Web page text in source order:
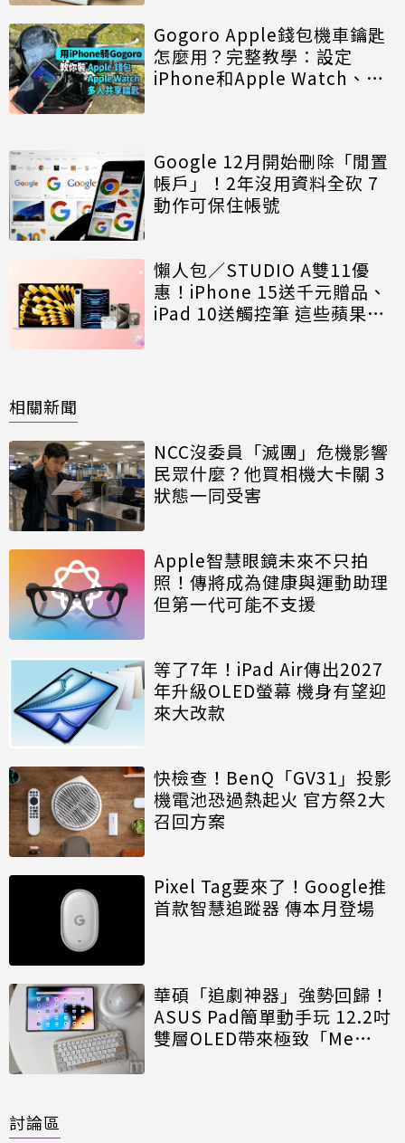
Gogoro Apple錢包機車鑰匙
怎麼用？完整教學：設定
iPhone和Apple Watch、多
Google 12月開始刪除「閒置
帳戶」！2年沒用資料全砍 7
動作可保住帳號
懶人包／STUDIO A雙11優
惠！iPhone 15送千元贈品、
iPad 10送觸控筆 這些蘋果新
相關新聞
NCC沒委員「滅團」危機影響
民眾什麼？他買相機大卡關 3
狀態一同受害
Apple智慧眼鏡未來不只拍
照！傳將成為健康與運動助理
但第一代可能不支援
等了7年！iPad Air傳出2027
年升級OLED螢幕 機身有望迎
來大改款
快檢查！BenQ「GV31」投影
機電池恐過熱起火 官方祭2大
召回方案
Pixel Tag要來了！Google推
首款智慧追蹤器 傳本月登場
華碩「追劇神器」強勢回歸！
ASUS Pad簡單動手玩 12.2吋
雙層OLED帶來極致「Me
討論區